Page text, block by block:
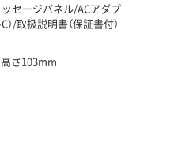
セージパネル/ACアダプ
/取扱説明書（保証書付）
さ103mm